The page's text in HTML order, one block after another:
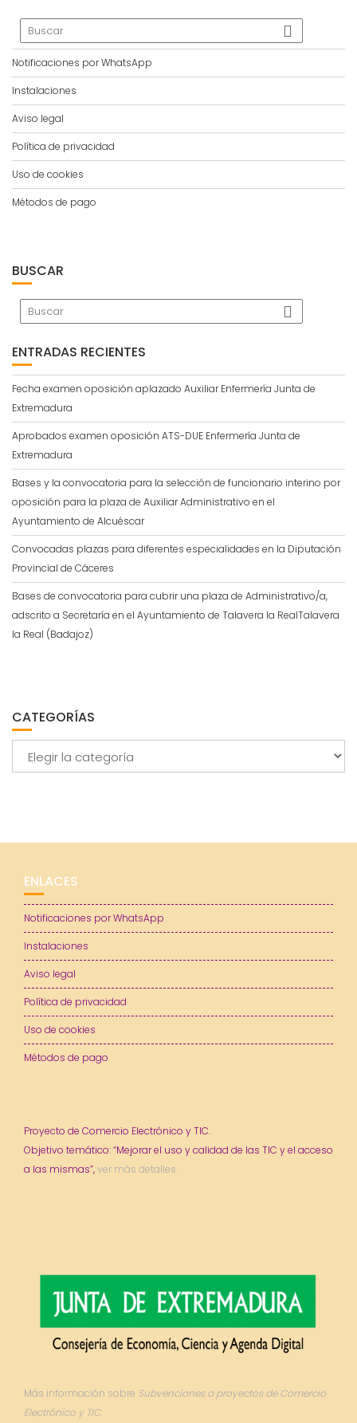
Notificaciones por WhatsApp
Instalaciones
Aviso legal
Política de privacidad
Uso de cookies
Métodos de pago
BUSCAR
ENTRADAS RECIENTES
Fecha examen oposición aplazado Auxiliar Enfermería Junta de
Extremadura
Aprobados examen oposición ATS-DUE Enfermería Junta de
Extremadura
Bases y la convocatoria para la selección de funcionario interino por
oposición para la plaza de Auxiliar Administrativo en el
Ayuntamiento de Alcuéscar
Convocadas plazas para diferentes especialidades en la Diputación
Provincial de Cáceres
Bases de convocatoria para cubrir una plaza de Administrativo/a,
adscrito a Secretaría en el Ayuntamiento de Talavera la RealTalavera
la Real (Badajoz)
CATEGORÍAS
ENLACES
Notificaciones por WhatsApp
Instalaciones
Aviso legal
Política de privacidad
Uso de cookies
Métodos de pago
Proyecto de Comercio Electrónico y TIC.
Objetivo temático: “Mejorar el uso y calidad de las TIC y el acceso
a las mismas”,ver más detalles.
Más información sobre Subvenciones a proyectos de Comercio
Electrónico y TIC.